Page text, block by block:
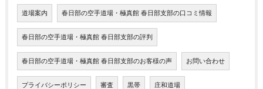
道場案内 春日部の空手道場・極真館 春日部支部の口コミ情報
春日部の空手道場・極真館 春日部支部の評判
春日部の空手道場・極真館 春日部支部のお客様の声 お問い合わせ
プライバシーポリシー 審査 黒帯 庄和道場